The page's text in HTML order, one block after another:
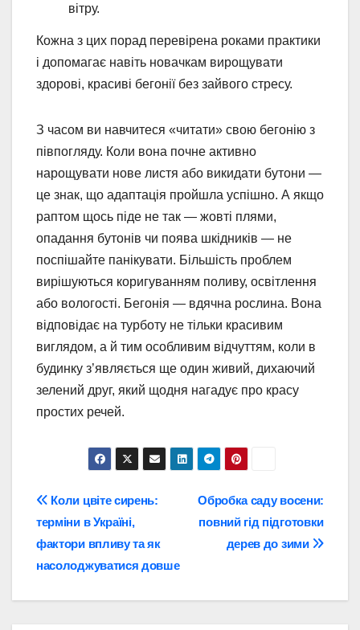
вітру.
Кожна з цих порад перевірена роками практики
і допомагає навіть новачкам вирощувати
здорові, красиві бегонії без зайвого стресу.
З часом ви навчитеся «читати» свою бегонію з
півпогляду. Коли вона почне активно
нарощувати нове листя або викидати бутони —
це знак, що адаптація пройшла успішно. А якщо
раптом щось піде не так — жовті плями,
опадання бутонів чи поява шкідників — не
поспішайте панікувати. Більшість проблем
вирішуються коригуванням поливу, освітлення
або вологості. Бегонія — вдячна рослина. Вона
відповідає на турботу не тільки красивим
виглядом, а й тим особливим відчуттям, коли в
будинку з’являється ще один живий, дихаючий
зелений друг, який щодня нагадує про красу
простих речей.
Навігація
записів
Обробка саду восени:
повний гід підготовки
дерев до зими
Коли цвіте сирень:
терміни в Україні,
фактори впливу та як
насолоджуватися довше